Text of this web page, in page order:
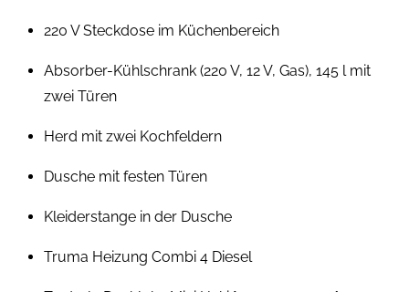
220 V Steckdose im Küchenbereich
Absorber-Kühlschrank (220 V, 12 V, Gas), 145 l mit
zwei Türen
Herd mit zwei Kochfeldern
Dusche mit festen Türen
Kleiderstange in der Dusche
Truma Heizung Combi 4 Diesel